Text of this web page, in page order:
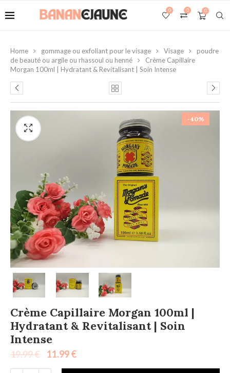
0
0
0
Home gommage ou exfoliant pour le visage Visage
poudre
de beauté ou argile ou rhassoul ou henné
Crème Capillaire
Morgan 100ml | Hydratant & Revitalisant | Soin Intense
-40%
Crème Capillaire Morgan 100ml |
Hydratant & Revitalisant | Soin
Intense
19.99€ 11.99€